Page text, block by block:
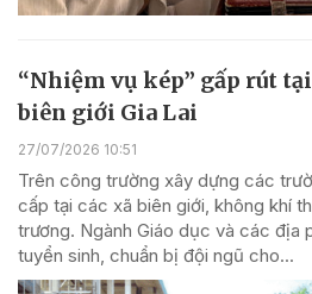
“Nhiệm vụ kép” gấp rút
biên giới Gia Lai
27/07/2026 10:51
Trên công trường xây dựng các
cấp tại các xã biên giới, không khí
trương. Ngành Giáo dục và các địa
tuyển sinh, chuẩn bị đội ngũ cho...